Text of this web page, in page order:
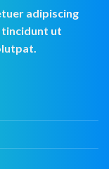
adipiscing
tincidunt ut